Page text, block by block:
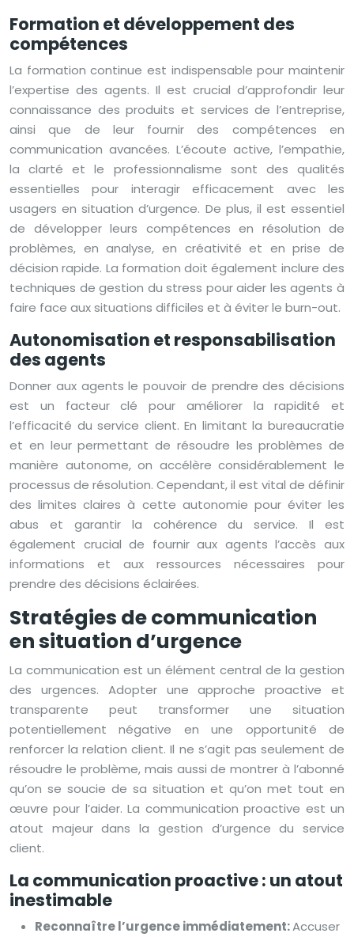
Formation et développement des
compétences
La formation continue est indispensable pour maintenir
l’expertise des agents. Il est crucial d’approfondir leur
connaissance des produits et services de l’entreprise,
ainsi que de leur fournir des compétences en
communication avancées. L’écoute active, l’empathie,
la clarté et le professionnalisme sont des qualités
essentielles pour interagir efficacement avec les
usagers en situation d’urgence. De plus, il est essentiel
de développer leurs compétences en résolution de
problèmes, en analyse, en créativité et en prise de
décision rapide. La formation doit également inclure des
techniques de gestion du stress pour aider les agents à
faire face aux situations difficiles et à éviter le burn-out.
Autonomisation et responsabilisation
des agents
Donner aux agents le pouvoir de prendre des décisions
est un facteur clé pour améliorer la rapidité et
l’efficacité du service client. En limitant la bureaucratie
et en leur permettant de résoudre les problèmes de
manière autonome, on accélère considérablement le
processus de résolution. Cependant, il est vital de définir
des limites claires à cette autonomie pour éviter les
abus et garantir la cohérence du service. Il est
également crucial de fournir aux agents l’accès aux
informations et aux ressources nécessaires pour
prendre des décisions éclairées.
Stratégies de communication
en situation d’urgence
La communication est un élément central de la gestion
des urgences. Adopter une approche proactive et
transparente peut transformer une situation
potentiellement négative en une opportunité de
renforcer la relation client. Il ne s’agit pas seulement de
résoudre le problème, mais aussi de montrer à l’abonné
qu’on se soucie de sa situation et qu’on met tout en
œuvre pour l’aider. La communication proactive est un
atout majeur dans la gestion d’urgence du service
client.
La communication proactive : un atout
inestimable
Reconnaître l’urgence immédiatement:Accuser